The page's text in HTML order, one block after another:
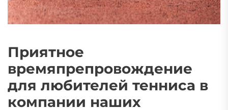
Приятное
времяпрепровождение
для любителей тенниса в
компании наших